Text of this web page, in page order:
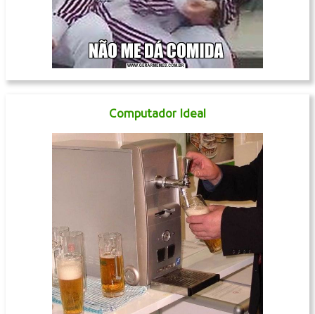
Computador Ideal